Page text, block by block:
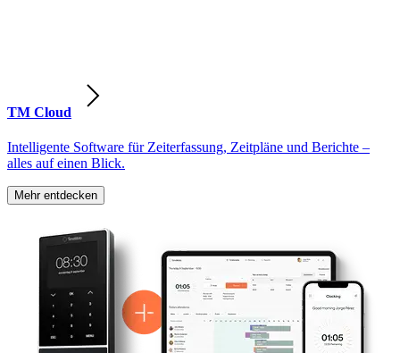
TM Cloud
Intelligente Software für Zeiterfassung, Zeitpläne und Berichte –
alles auf einen Blick.
Mehr entdecken